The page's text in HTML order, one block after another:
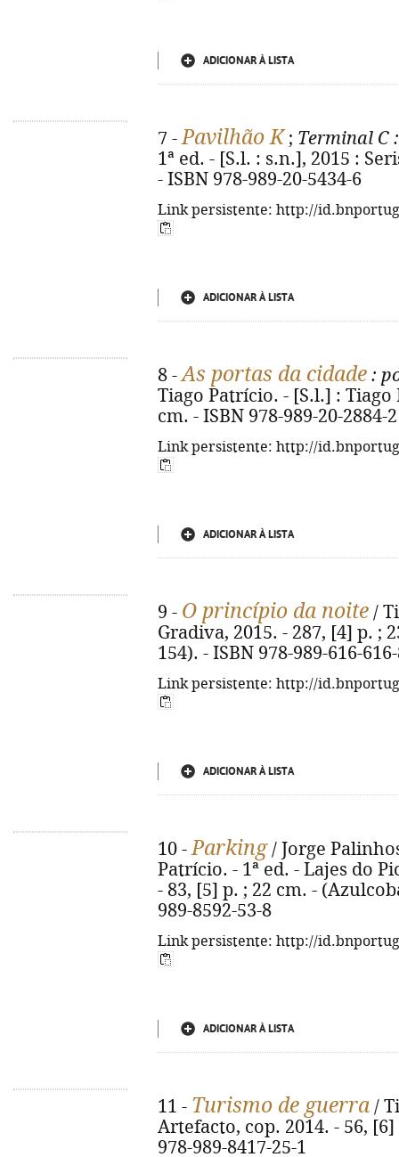
ADICIONAR À LISTA
7 -Pavilhão K ; Terminal C
1ª ed. - [S.l. : s.n.], 2015 :
- ISBN 978-989-20-5434-6
Link persistente: http://
ADICIONAR À LISTA
8 -As portas da cidade :
Tiago Patrício. - [S.l.] : Tiago
cm. - ISBN 978-989-20-2884-2
Link persistente: http://
ADICIONAR À LISTA
9 - O princípio da noite /
Gradiva, 2015. - 287, [4] p. ;
154). - ISBN 978-989-616-
Link persistente: http://
ADICIONAR À LISTA
10 -Parking/ Jorge
Patrício. - 1ª ed. - Lajes do
- 83, [5] p. ; 22 cm. -
989-8592-53-8
Link persistente: http://
ADICIONAR À LISTA
11 - Turismo de guerra /
Artefacto, cop. 2014. - 56,
978-989-8417-25-1